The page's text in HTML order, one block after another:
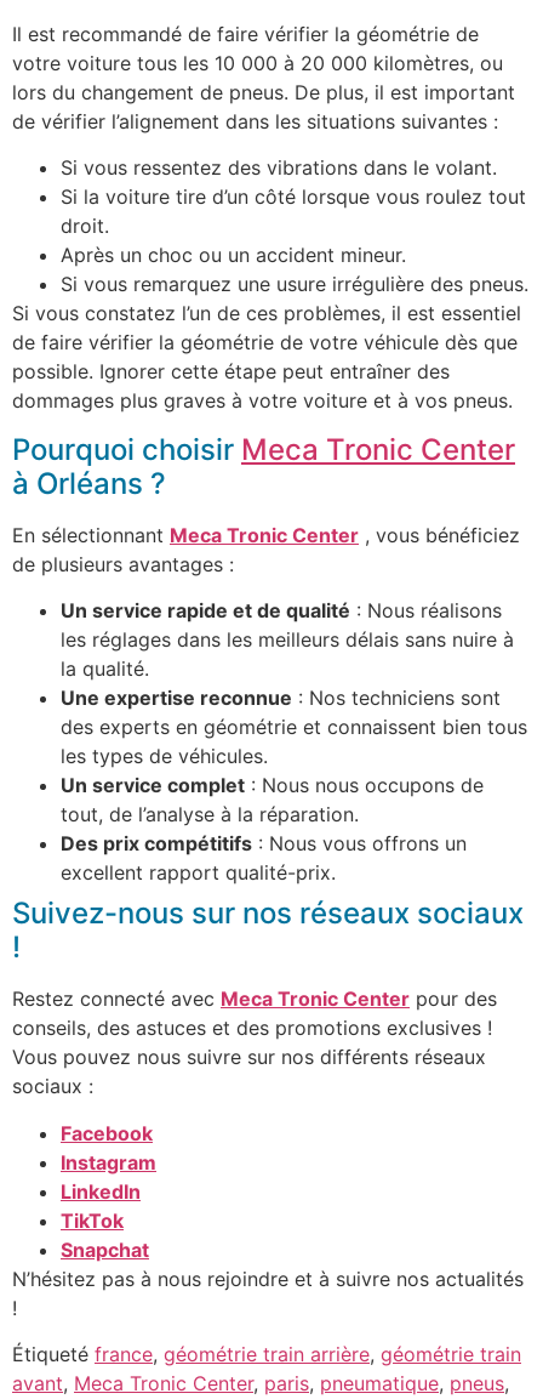
Il est recommandé de faire vérifier la géométrie de
votre voiture tous les 10 000 à 20 000 kilomètres, ou
lors du changement de pneus. De plus, il est important
de vérifier l’alignement dans les situations suivantes :
Si vous ressentez des vibrations dans le volant.
Si la voiture tire d’un côté lorsque vous roulez tout
droit.
Après un choc ou un accident mineur.
Si vous remarquez une usure irrégulière des pneus.
Si vous constatez l’un de ces problèmes, il est essentiel
de faire vérifier la géométrie de votre véhicule dès que
possible. Ignorer cette étape peut entraîner des
dommages plus graves à votre voiture et à vos pneus.
Pourquoi choisir Meca Tronic Center
à Orléans ?
En sélectionnant Meca Tronic Center , vous bénéficiez
de plusieurs avantages :
Un service rapide et de qualité : Nous réalisons
les réglages dans les meilleurs délais sans nuire à
la qualité.
Une expertise reconnue : Nos techniciens sont
des experts en géométrie et connaissent bien tous
les types de véhicules.
Un service complet : Nous nous occupons de
tout, de l’analyse à la réparation.
Des prix compétitifs : Nous vous offrons un
excellent rapport qualité-prix.
Suivez-nous sur nos réseaux sociaux
!
Restez connecté avec Meca Tronic Center pour des
conseils, des astuces et des promotions exclusives !
Vous pouvez nous suivre sur nos différents réseaux
sociaux :
Facebook
Instagram
LinkedIn
TikTok
Snapchat
N’hésitez pas à nous rejoindre et à suivre nos actualités
!
Étiqueté france, géométrie train arrière, géométrie train
avant, Meca Tronic Center, paris, pneumatique, pneus,